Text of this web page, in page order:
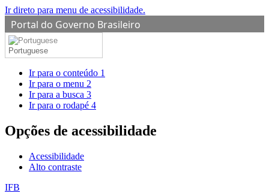
Ir direto para menu de acessibilidade.
Portal do Governo Brasileiro
Portuguese
Ir para o conteúdo 1
Ir para o menu 2
Ir para a busca 3
Ir para o rodapé 4
Opções de acessibilidade
Acessibilidade
Alto contraste
IFB